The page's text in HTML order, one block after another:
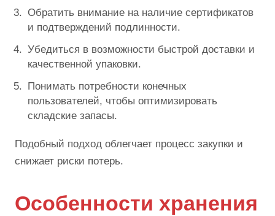
Обратить внимание на наличие сертификатов
и подтверждений подлинности.
Убедиться в возможности быстрой доставки и
качественной упаковки.
Понимать потребности конечных
пользователей, чтобы оптимизировать
складские запасы.
Подобный подход облегчает процесс закупки и
снижает риски потерь.
Особенности хранения